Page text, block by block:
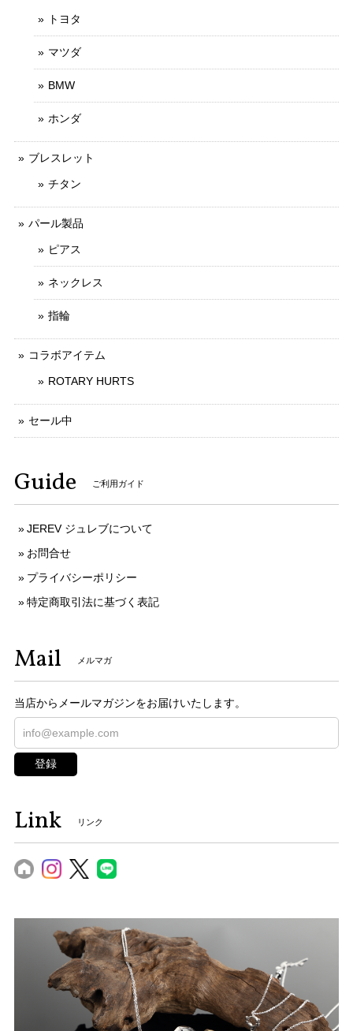
トヨタ
マツダ
BMW
ホンダ
ブレスレット
チタン
パール製品
ピアス
ネックレス
指輪
コラボアイテム
ROTARY HURTS
セール中
Guide ご利用ガイド
JEREV ジュレブについて
お問合せ
プライバシーポリシー
特定商取引法に基づく表記
Mail メルマガ
当店からメールマガジンをお届けいたします。
登録
Link リンク